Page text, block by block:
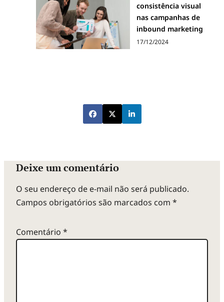
consistência visual
nas campanhas de
inbound marketing
17/12/2024
Deixe um comentário
O seu endereço de e-mail não será publicado.
Campos obrigatórios são marcados com *
Comentário *